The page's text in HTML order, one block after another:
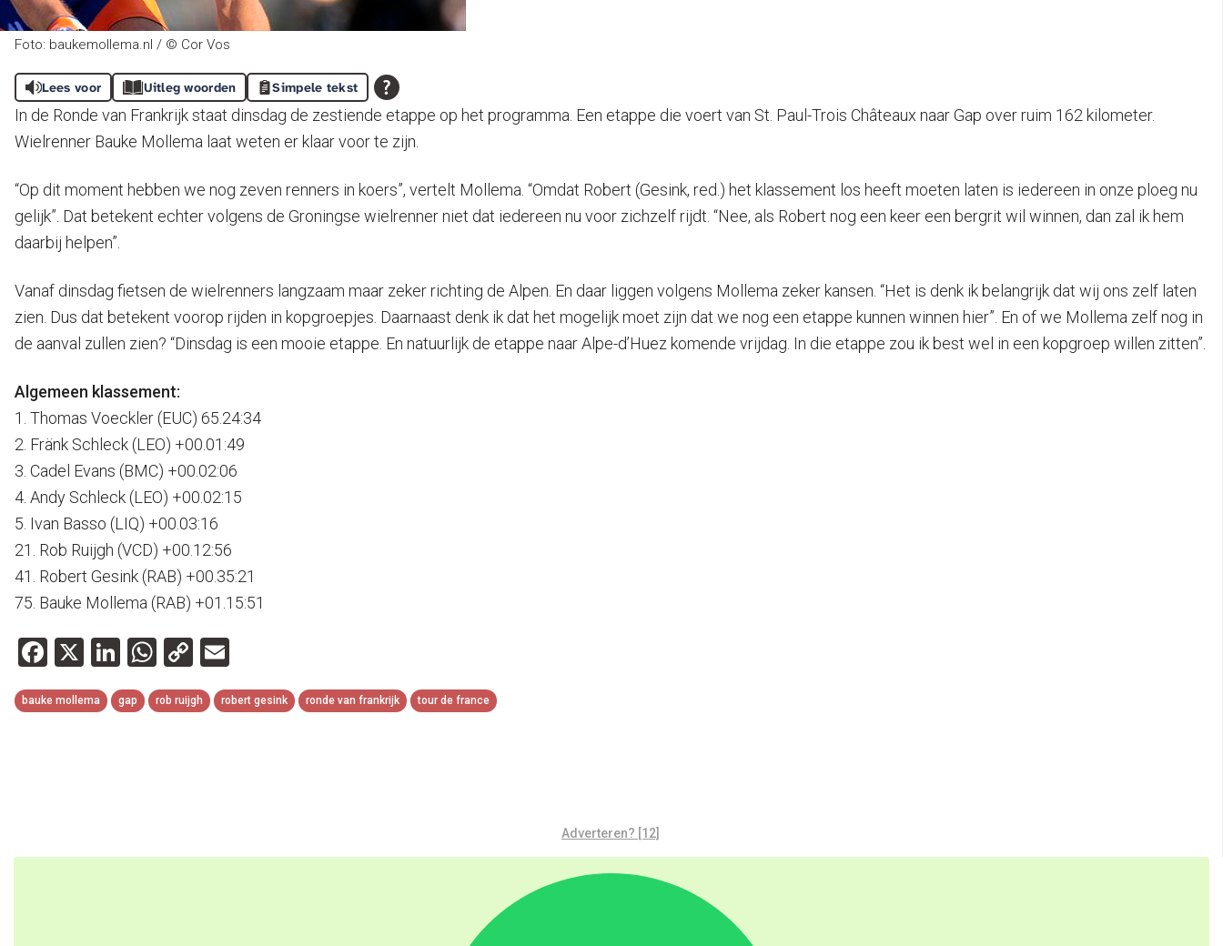
Foto: baukemollema.nl / © Cor Vos
Lees voor Uitleg woorden Simpele tekst
In de Ronde van Frankrijk staat dinsdag de zestiende etappe op het programma. Een etappe die voert van St. Paul-Trois Châteaux naar Gap over ruim 162 kilometer.
Wielrenner Bauke Mollema laat weten er klaar voor te zijn.
“Op dit moment hebben we nog zeven renners in koers”, vertelt Mollema. “Omdat Robert (Gesink, red.) het klassement los heeft moeten laten is iedereen in onze ploeg nu
gelijk”. Dat betekent echter volgens de Groningse wielrenner niet dat iedereen nu voor zichzelf rijdt. “Nee, als Robert nog een keer een bergrit wil winnen, dan zal ik hem
daarbij helpen”.
Vanaf dinsdag fietsen de wielrenners langzaam maar zeker richting de Alpen. En daar liggen volgens Mollema zeker kansen. “Het is denk ik belangrijk dat wij ons zelf laten
zien. Dus dat betekent voorop rijden in kopgroepjes. Daarnaast denk ik dat het mogelijk moet zijn dat we nog een etappe kunnen winnen hier”. En of we Mollema zelf nog in
de aanval zullen zien? “Dinsdag is een mooie etappe. En natuurlijk de etappe naar Alpe-d’Huez komende vrijdag. In die etappe zou ik best wel in een kopgroep willen zitten”.
Algemeen klassement:
1. Thomas Voeckler (EUC) 65.24:34
2. Fränk Schleck (LEO) +00.01:49
3. Cadel Evans (BMC) +00.02:06
4. Andy Schleck (LEO) +00.02:15
5. Ivan Basso (LIQ) +00.03:16
21. Rob Ruijgh (VCD) +00.12:56
41. Robert Gesink (RAB) +00.35:21
75. Bauke Mollema (RAB) +01.15:51
Facebook
X LinkedIn
WhatsApp
Copy
Link
bauke mollema gap rob ruijgh robert gesink ronde van frankrijk tour de france
Adverteren? [12]